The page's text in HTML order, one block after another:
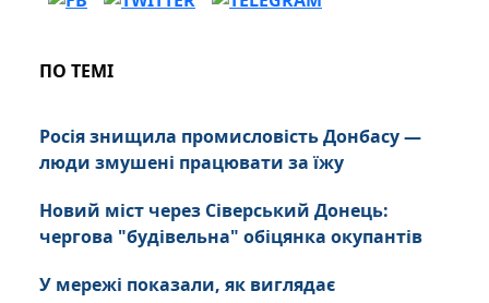
ПО ТЕМІ
Росія знищила промисловість Донбасу —
люди змушені працювати за їжу
Новий міст через Сіверський Донець:
чергова "будівельна" обіцянка окупантів
У мережі показали, як виглядає